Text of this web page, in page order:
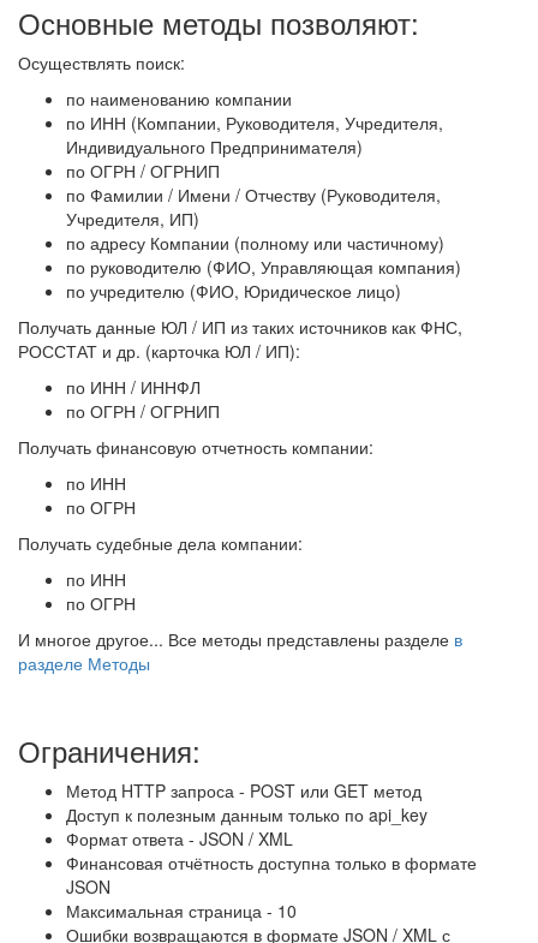
Основные методы позволяют:
Осуществлять поиск:
по наименованию компании
по ИНН (Компании, Руководителя, Учредителя,
Индивидуального Предпринимателя)
по ОГРН / ОГРНИП
по Фамилии / Имени / Отчеству (Руководителя,
Учредителя, ИП)
по адресу Компании (полному или частичному)
по руководителю (ФИО, Управляющая компания)
по учредителю (ФИО, Юридическое лицо)
Получать данные ЮЛ / ИП из таких источников как ФНС,
РОССТАТ и др. (карточка ЮЛ / ИП):
по ИНН / ИННФЛ
по ОГРН / ОГРНИП
Получать финансовую отчетность компании:
по ИНН
по ОГРН
Получать судебные дела компании:
по ИНН
по ОГРН
И многое другое... Все методы представлены разделе в
разделе Методы
Ограничения:
Метод HTTP запроса - POST или GET метод
Доступ к полезным данным только по api_key
Формат ответа - JSON / XML
Финансовая отчётность доступна только в формате
JSON
Максимальная страница - 10
Ошибки возвращаются в формате JSON / XML с